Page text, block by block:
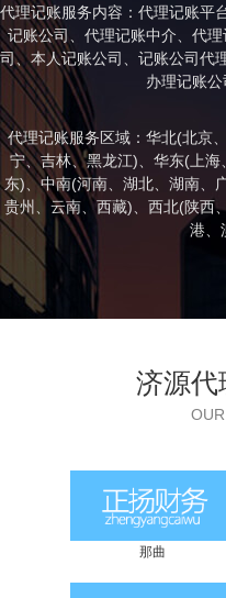
代理记账服务内容：代理记账平
记账公司、代理记账中介、代
司、本人记账公司、记账公司代
办理记账
代理记账服务区域：华北(北京、
宁、吉林、黑龙江)、华东(上海、
东)、中南(河南、 湖北、 湖南、
贵州 、 云南、西藏)、西北(陕西
港、
济源代
那曲